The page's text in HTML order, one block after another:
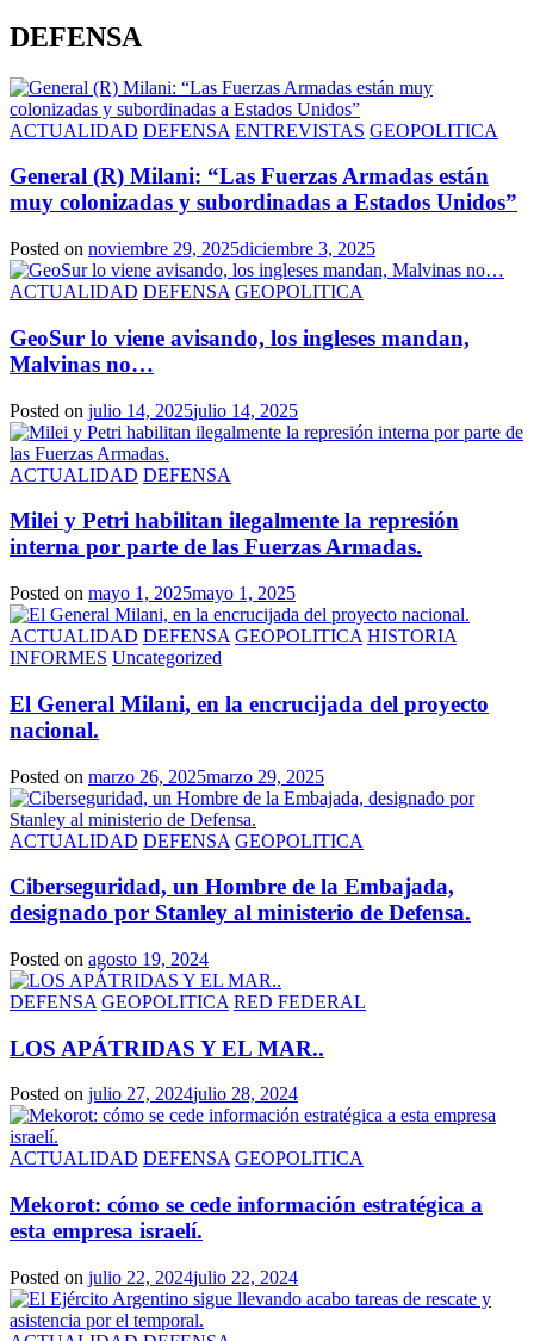
DEFENSA
ACTUALIDAD DEFENSA ENTREVISTAS GEOPOLITICA
General (R) Milani: “Las Fuerzas Armadas están
muy colonizadas y subordinadas a Estados Unidos”
Posted on noviembre 29, 2025diciembre 3, 2025
ACTUALIDAD DEFENSA GEOPOLITICA
GeoSur lo viene avisando, los ingleses mandan,
Malvinas no…
Posted on julio 14, 2025julio 14, 2025
ACTUALIDAD DEFENSA
Milei y Petri habilitan ilegalmente la represión
interna por parte de las Fuerzas Armadas.
Posted on mayo 1, 2025mayo 1, 2025
ACTUALIDAD DEFENSA GEOPOLITICA HISTORIA
INFORMES Uncategorized
El General Milani, en la encrucijada del proyecto
nacional.
Posted on marzo 26, 2025marzo 29, 2025
ACTUALIDAD DEFENSA GEOPOLITICA
Ciberseguridad, un Hombre de la Embajada,
designado por Stanley al ministerio de Defensa.
Posted on agosto 19, 2024
DEFENSA GEOPOLITICA RED FEDERAL
LOS APÁTRIDAS Y EL MAR..
Posted on julio 27, 2024julio 28, 2024
ACTUALIDAD DEFENSA GEOPOLITICA
Mekorot: cómo se cede información estratégica a
esta empresa israelí.
Posted on julio 22, 2024julio 22, 2024